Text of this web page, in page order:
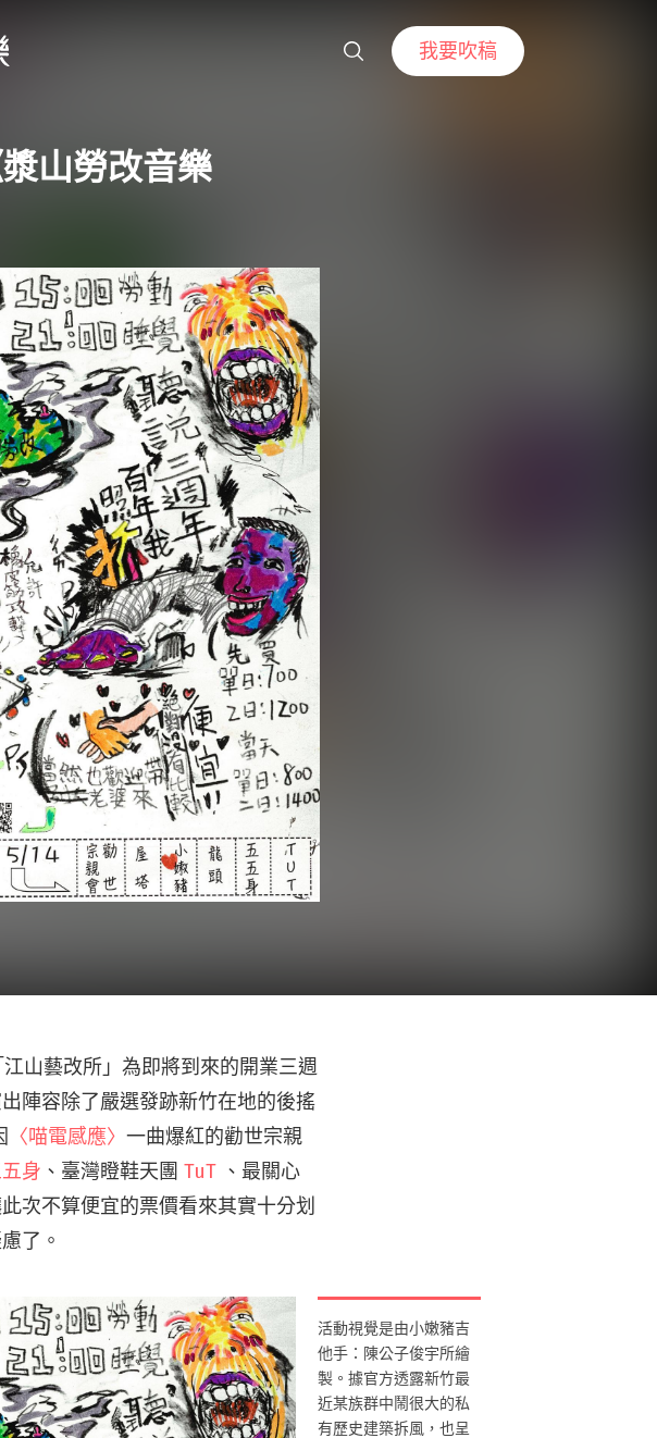
我要吹稿
山勞改音樂
山藝改所」為即將到來的開業三週
陣容除了嚴選發跡新竹在地的後搖
〈喵電感應〉一曲爆紅的勸世宗親
身 、臺灣瞪鞋天團 TuT 、最關心
次不算便宜的票價看來其實十分划
了。
活動視覺是由小嫩豬吉
他手：陳公子俊宇所繪
製。據官方透露新竹最
近某族群中鬧很大的私
有歷史建築拆風，也呈